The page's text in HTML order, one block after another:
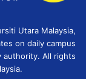
Utara Malaysia,
on daily campus
authority. All rights